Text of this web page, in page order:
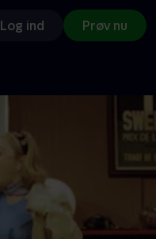
Log ind Prøv nu